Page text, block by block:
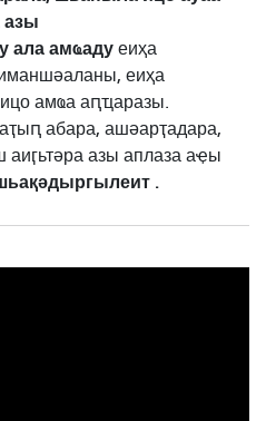
азы
ала амҩаду еиҳа
еиҳа
амҩа аԥҵаразы.
абара, ашәарҭадара,
аиӷьтәра азы аплаза аҿы
.